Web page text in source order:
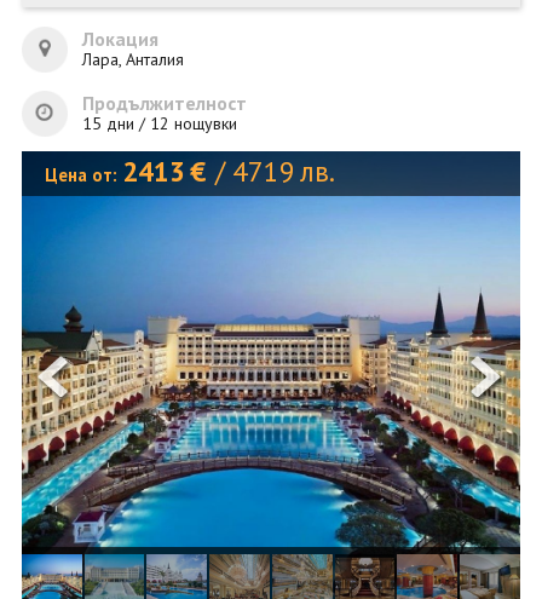
КРУИЗИ
ЕКЗОТИКА
0700 144 34 Запитване
ПОСЛЕДВАЙТЕ НИ
Локация
Лара, Анталия
Продължителност
15 дни / 12 нощувки
Цена от: 2413€ / 4719 лв.